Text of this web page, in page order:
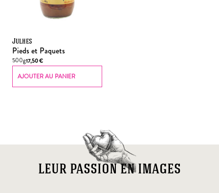
Julhes
Pieds et Paquets
500g17,50€
AJOUTER AU PANIER
leur passion en images